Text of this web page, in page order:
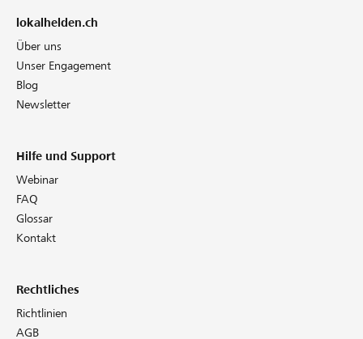
lokalhelden.ch
Über uns
Unser Engagement
Blog
Newsletter
Hilfe und Support
Webinar
FAQ
Glossar
Kontakt
Rechtliches
Richtlinien
AGB